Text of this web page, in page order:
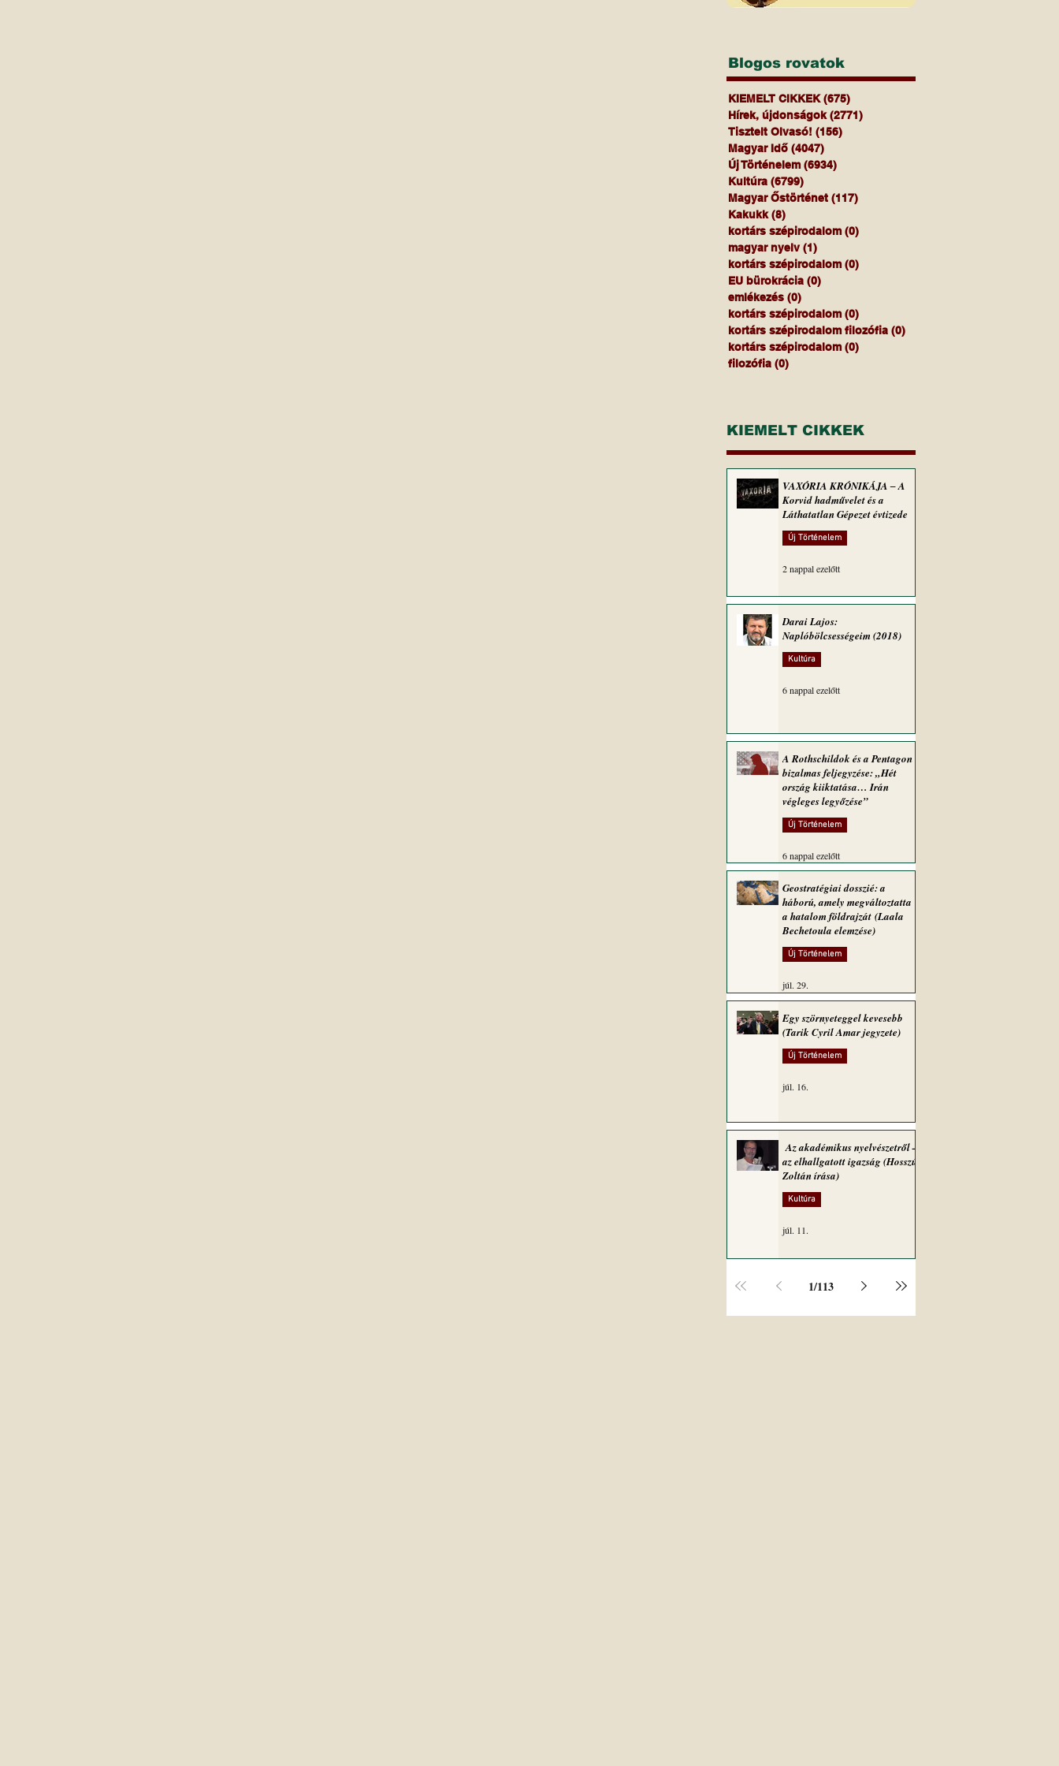
Blogos rovatok
KIEMELT CIKKEK (675)
Hírek, újdonságok (2771)
Tisztelt Olvasó! (156)
Magyar Idő (4047)
Új Történelem (6934)
Kultúra (6799)
Magyar Őstörténet (117)
Kakukk (8)
kortárs szépirodalom (0)
magyar nyelv (1)
kortárs szépirodalom (0)
EU bürokrácia (0)
emlékezés (0)
kortárs szépirodalom (0)
kortárs szépirodalom filozófia (0)
kortárs szépirodalom (0)
filozófia (0)
KIEMELT CIKKEK
VAXÓRIA KRÓNIKÁJA ‒ A
Korvid hadművelet és a
Láthatatlan Gépezet évtizede
Új Történelem
2 nappal ezelőtt
Darai Lajos:
Naplóbölcsességeim (2018)
Kultúra
6 nappal ezelőtt
A Rothschildok és a Pentagon
bizalmas feljegyzése: „Hét
ország kiiktatása… Irán
végleges legyőzése”
Új Történelem
6 nappal ezelőtt
Geostratégiai dosszié: a
háború, amely megváltoztatta
a hatalom földrajzát (Laala
Bechetoula elemzése)
Új Történelem
júl. 29.
Egy szörnyeteggel kevesebb
(Tarik Cyril Amar jegyzete)
Új Történelem
júl. 16.
Az akadémikus nyelvészetről –
az elhallgatott igazság (Hosszú
Zoltán írása)
Kultúra
júl. 11.
1/113